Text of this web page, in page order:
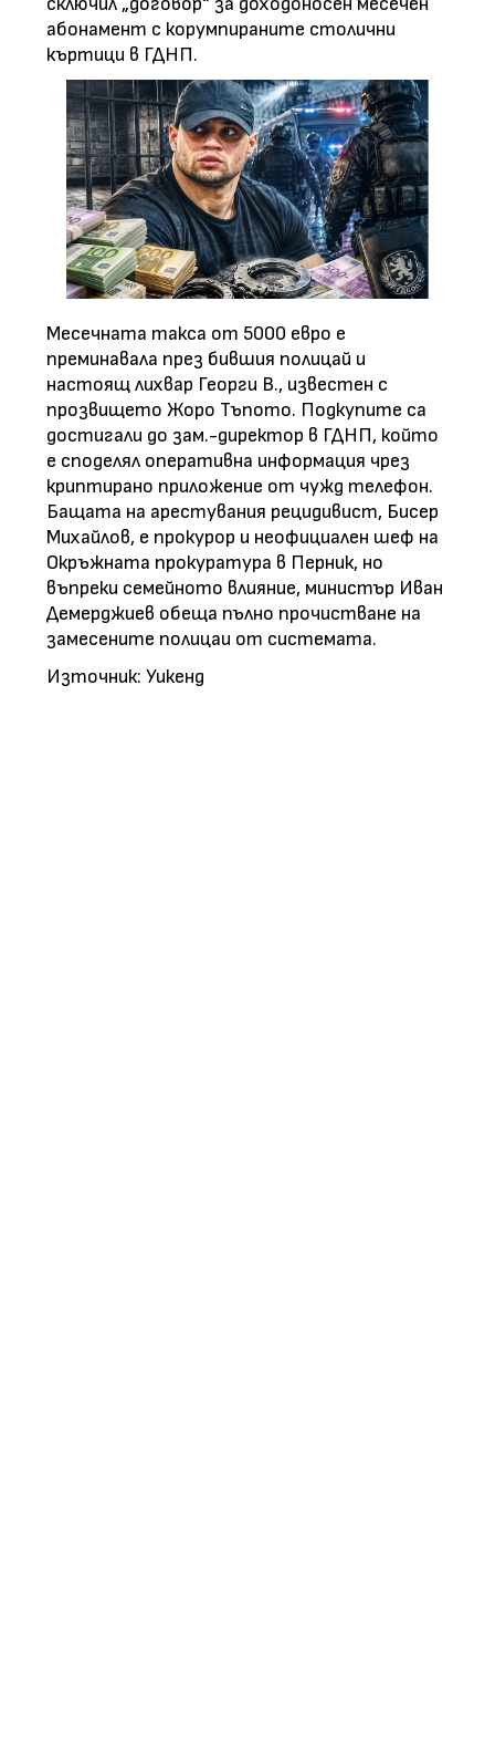
абонамент с корумпираните столични
къртици в ГДНП.
Месечната такса от 5000 евро е
преминавала през бившия полицай и
настоящ лихвар Георги В., известен с
прозвището Жоро Тъпото. Подкупите са
достигали до зам.-директор в ГДНП, който
е споделял оперативна информация чрез
криптирано приложение от чужд телефон.
Бащата на арестувания рецидивист, Бисер
Михайлов, е прокурор и неофициален шеф на
Окръжната прокуратура в Перник, но
въпреки семейното влияние, министър Иван
Демерджиев обеща пълно прочистване на
замесените полицаи от системата.
Източник: Уикенд